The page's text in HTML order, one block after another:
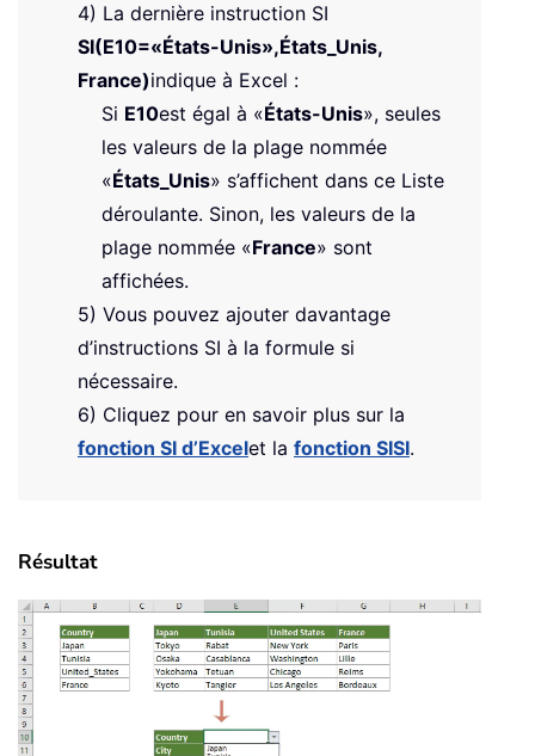
4) La dernière instruction SI
SI(E10=«États-Unis»,États_Unis,
France)indique à Excel :
Si E10est égal à «États-Unis», seules
les valeurs de la plage nommée
«États_Unis» s’affichent dans ce Liste
déroulante. Sinon, les valeurs de la
plage nommée «France» sont
affichées.
5) Vous pouvez ajouter davantage
d’instructions SI à la formule si
nécessaire.
6) Cliquez pour en savoir plus sur la
fonction SI d’Excelet la fonction SISI.
Résultat